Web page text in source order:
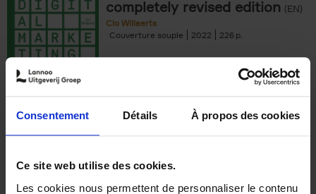
Consentement Détails À propos des cookies
Ce site web utilise des cookies.
Les cookies nous permettent de personnaliser le contenu
completely revised edition (EN)
Clo Willaerts
Couverture souple
2022 226
€35,50